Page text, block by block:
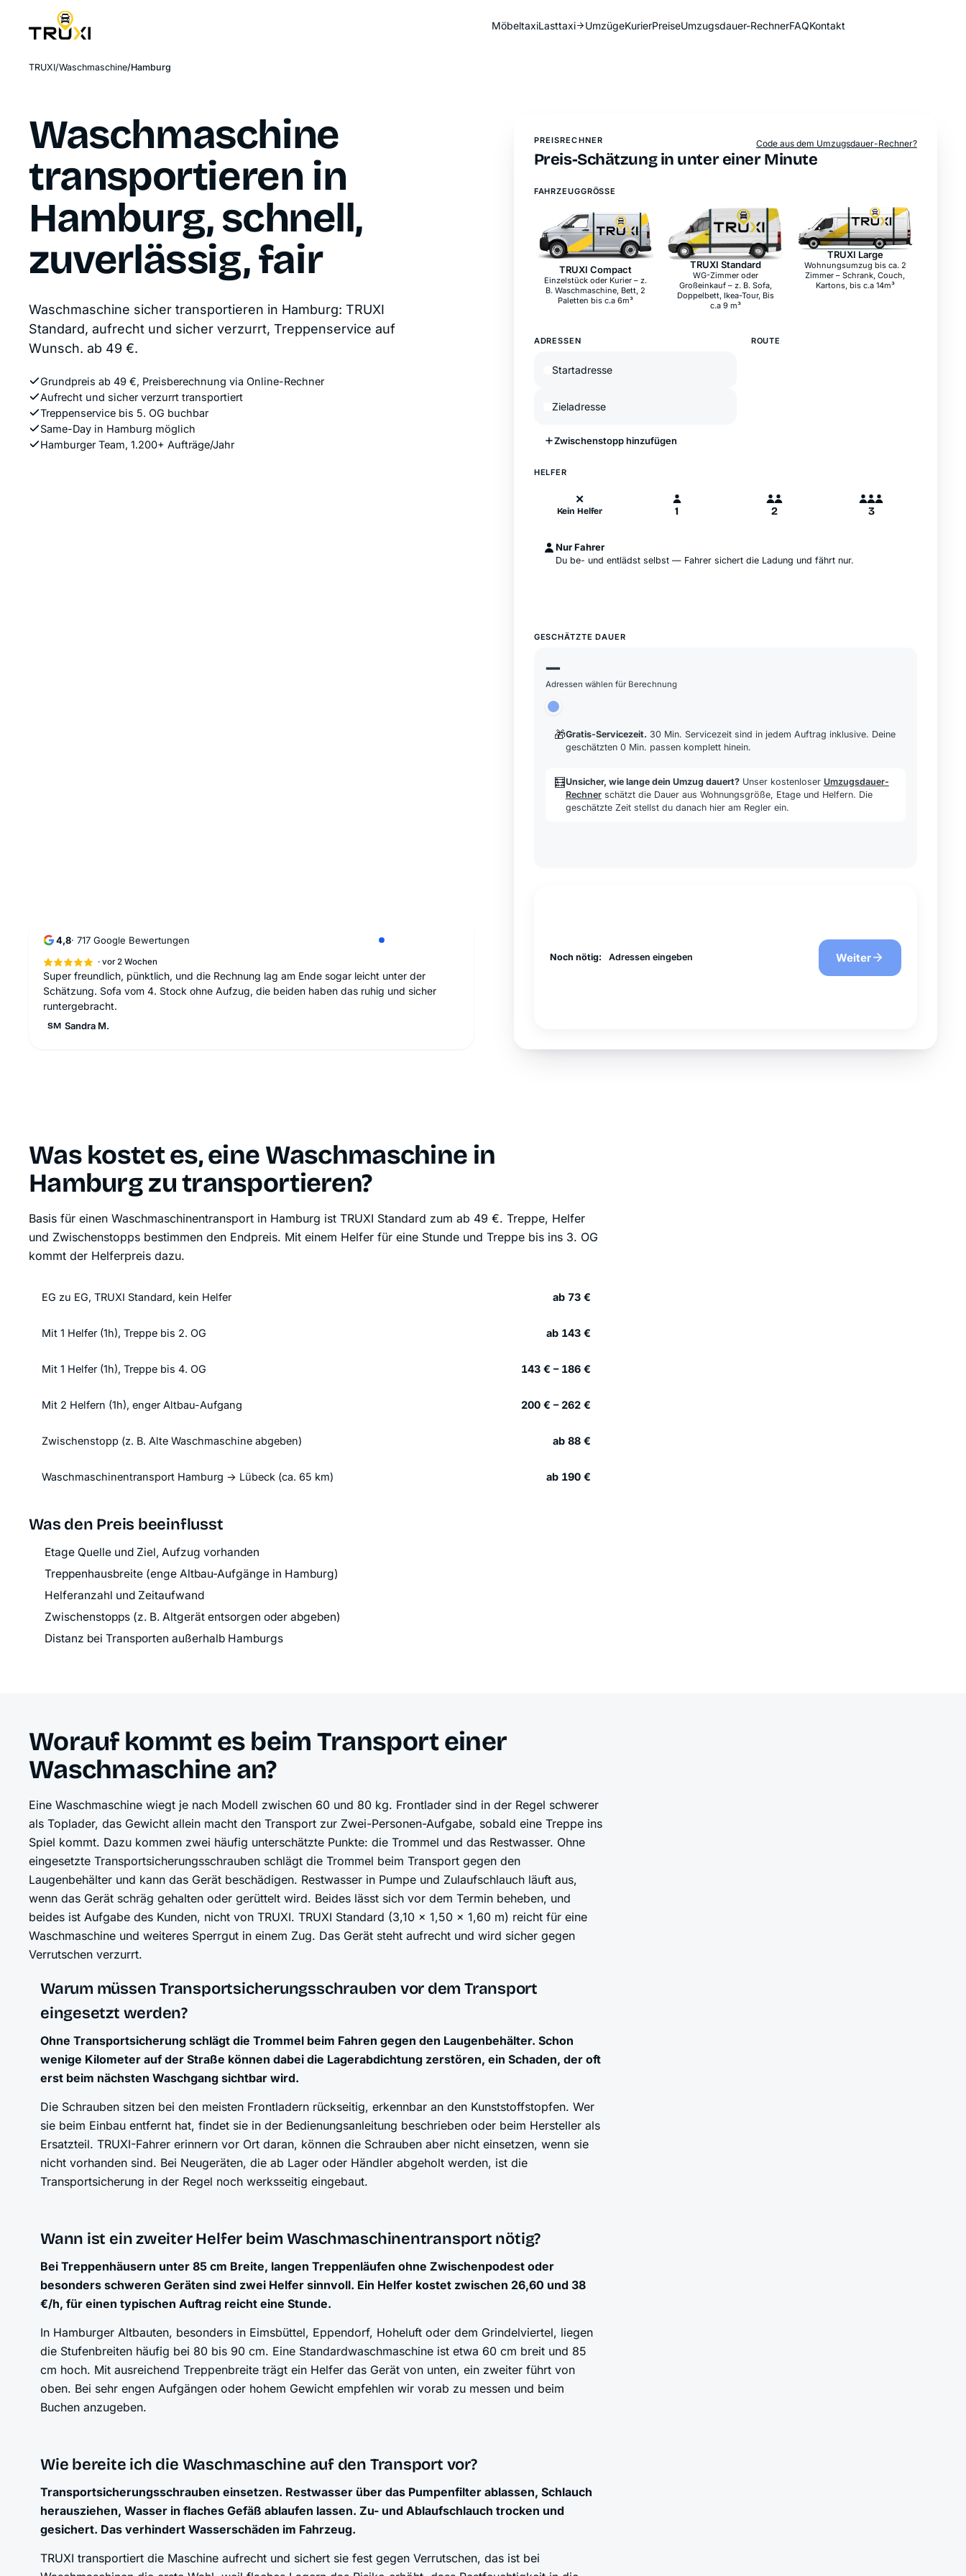
MöbeltaxiLasttaxi UmzügeKurierPreiseUmzugsdauer-RechnerFAQKontakt
TRUXI Waschmaschine Hamburg
Waschmaschine
transportieren in
Hamburg, schnell,
zuverlässig, fair
Waschmaschine sicher transportieren in Hamburg: TRUXI
Standard, aufrecht und sicher verzurrt, Treppenservice auf
Wunsch. ab 49 €.
Grundpreis ab 49 €, Preisberechnung via Online-Rechner
Aufrecht und sicher verzurrt transportiert
Treppenservice bis 5. OG buchbar
Same-Day in Hamburg möglich
Hamburger Team, 1.200+ Aufträge/Jahr
4,8· 717 Google Bewertungen
· vor 2 Wochen
Super freundlich, pünktlich, und die Rechnung lag am Ende sogar leicht unter der
Schätzung. Sofa vom 4. Stock ohne Aufzug, die beiden haben das ruhig und sicher
runtergebracht.
SM Sandra M.
PREISRECHNER
Preis-Schätzung in unter einer Minute
Code aus dem Umzugsdauer-Rechner?
FAHRZEUGGRÖSSE
TRUXI Compact
Laderaumlänge
2,1 m
Laderaumbreite
1,3 m
Laderaumhöhe
1,5 m
TRUXI Standard
Laderaumlänge
3,1 m
Laderaumbreite
1,5 m
Laderaumhöhe
1,6 m
max. Ladegewicht
TRUXI Large
Laderaumlänge
4,1 m
Laderaumbreite
1,5 m
Laderaumhöhe
1,8 m
ADRESSEN
Zwischenstopp hinzufügen
ROUTE
HELFER
✕
Kein Helfer 1 2 3
Nur Fahrer
Du be- und entlädst selbst — Fahrer sichert die Ladung und fährt nur.
GESCHÄTZTE DAUER
—
Adressen wählen für Berechnung
🎁Gratis-Servicezeit. 30 Min. Servicezeit sind in jedem Auftrag inklusive. Deine
geschätzten 0 Min. passen komplett hinein.
🧮Unsicher, wie lange dein Umzug dauert? Unser kostenloser Umzugsdauer-
Rechnerschätzt die Dauer aus Wohnungsgröße, Etage und Helfern. Die
geschätzte Zeit stellst du danach hier am Regler ein.
Noch nötig: Adressen eingeben Weiter
Was kostet es, eine Waschmaschine in
Hamburg zu transportieren?
Basis für einen Waschmaschinen­transport in Hamburg ist TRUXI Standard zum ab 49 €. Treppe, Helfer
und Zwischenstopps bestimmen den Endpreis. Mit einem Helfer für eine Stunde und Treppe bis ins 3. OG
kommt der Helferpreis dazu.
EG zu EG, TRUXI Standard, kein Helfer ab 73 €
Mit 1 Helfer (1h), Treppe bis 2. OG ab 143 €
Mit 1 Helfer (1h), Treppe bis 4. OG 143 € – 186 €
Mit 2 Helfern (1h), enger Altbau-Aufgang 200 € – 262 €
Zwischenstopp (z. B. Alte Waschmaschine abgeben) ab 88 €
Waschmaschinen­transport Hamburg → Lübeck (ca. 65 km) ab 190 €
Was den Preis beeinflusst
Etage Quelle und Ziel, Aufzug vorhanden
Treppenhausbreite (enge Altbau-Aufgänge in Hamburg)
Helferanzahl und Zeitaufwand
Zwischenstopps (z. B. Altgerät entsorgen oder abgeben)
Distanz bei Transporten außerhalb Hamburgs
Worauf kommt es beim Transport einer
Waschmaschine an?
Eine Waschmaschine wiegt je nach Modell zwischen 60 und 80 kg. Frontlader sind in der Regel schwerer
als Toplader, das Gewicht allein macht den Transport zur Zwei-Personen-Aufgabe, sobald eine Treppe ins
Spiel kommt. Dazu kommen zwei häufig unterschätzte Punkte: die Trommel und das Restwasser. Ohne
eingesetzte Transportsicherungsschrauben schlägt die Trommel beim Transport gegen den
Laugenbehälter und kann das Gerät beschädigen. Restwasser in Pumpe und Zulaufschlauch läuft aus,
wenn das Gerät schräg gehalten oder gerüttelt wird. Beides lässt sich vor dem Termin beheben, und
beides ist Aufgabe des Kunden, nicht von TRUXI. TRUXI Standard (3,10 × 1,50 × 1,60 m) reicht für eine
Waschmaschine und weiteres Sperrgut in einem Zug. Das Gerät steht aufrecht und wird sicher gegen
Verrutschen verzurrt.
Warum müssen Transportsicherungsschrauben vor dem Transport
eingesetzt werden?
Ohne Transportsicherung schlägt die Trommel beim Fahren gegen den Laugenbehälter. Schon
wenige Kilometer auf der Straße können dabei die Lagerabdichtung zerstören, ein Schaden, der oft
erst beim nächsten Waschgang sichtbar wird.
Die Schrauben sitzen bei den meisten Frontladern rückseitig, erkennbar an den Kunststoffstopfen. Wer
sie beim Einbau entfernt hat, findet sie in der Bedienungsanleitung beschrieben oder beim Hersteller als
Ersatzteil. TRUXI-Fahrer erinnern vor Ort daran, können die Schrauben aber nicht einsetzen, wenn sie
nicht vorhanden sind. Bei Neugeräten, die ab Lager oder Händler abgeholt werden, ist die
Transportsicherung in der Regel noch werksseitig eingebaut.
Wann ist ein zweiter Helfer beim Waschmaschinen­transport nötig?
Bei Treppenhäusern unter 85 cm Breite, langen Treppenläufen ohne Zwischenpodest oder
besonders schweren Geräten sind zwei Helfer sinnvoll. Ein Helfer kostet zwischen 26,60 und 38
€/h, für einen typischen Auftrag reicht eine Stunde.
In Hamburger Altbauten, besonders in Eimsbüttel, Eppendorf, Hoheluft oder dem Grindelviertel, liegen
die Stufenbreiten häufig bei 80 bis 90 cm. Eine Standardwaschmaschine ist etwa 60 cm breit und 85
cm hoch. Mit ausreichend Treppenbreite trägt ein Helfer das Gerät von unten, ein zweiter führt von
oben. Bei sehr engen Aufgängen oder hohem Gewicht empfehlen wir vorab zu messen und beim
Buchen anzugeben.
Wie bereite ich die Waschmaschine auf den Transport vor?
Transportsicherungsschrauben einsetzen. Restwasser über das Pumpenfilter ablassen, Schlauch
herausziehen, Wasser in flaches Gefäß ablaufen lassen. Zu- und Ablaufschlauch trocken und
gesichert. Das verhindert Wasserschäden im Fahrzeug.
TRUXI transportiert die Maschine aufrecht und sichert sie fest gegen Verrutschen, das ist bei